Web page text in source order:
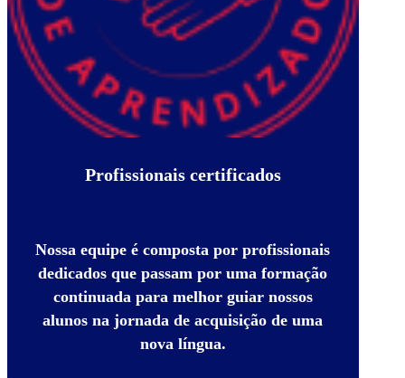
Profissionais certificados
Nossa equipe é composta por profissionais
dedicados que passam por uma formação
continuada para melhor guiar nossos
alunos na jornada de acquisição de uma
nova língua.